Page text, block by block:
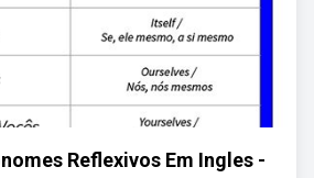
Reflexivos Em Ingles -